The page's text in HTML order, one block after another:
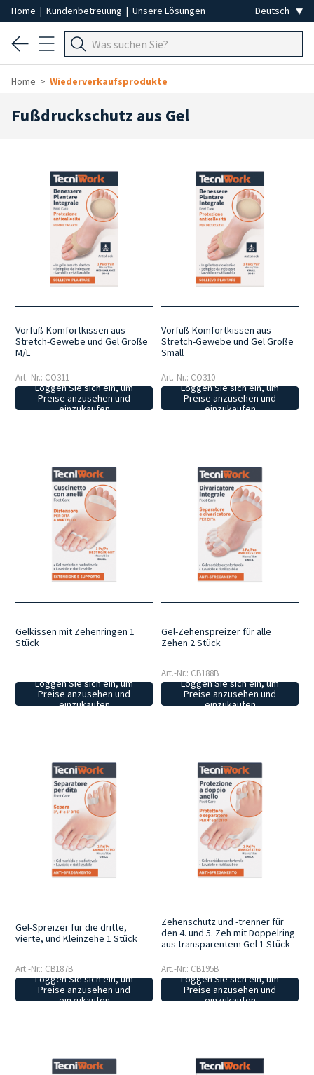
Home | Kundenbetreuung | Unsere Lösungen
Home Wiederverkaufsprodukte
Fußdruckschutz aus Gel
Vorfuß-Komfortkissen aus
Stretch-Gewebe und Gel Größe
M/L
Art.-Nr.: CO311
Loggen Sie sich ein, um
Preise anzusehen und
einzukaufen
Vorfuß-Komfortkissen aus
Stretch-Gewebe und Gel Größe
Small
Art.-Nr.: CO310
Loggen Sie sich ein, um
Preise anzusehen und
einzukaufen
Gelkissen mit Zehenringen 1
Stück
Loggen Sie sich ein, um
Preise anzusehen und
einzukaufen
Gel-Zehenspreizer für alle
Zehen 2 Stück
Art.-Nr.: CB188B
Loggen Sie sich ein, um
Preise anzusehen und
einzukaufen
Gel-Spreizer für die dritte,
vierte, und Kleinzehe 1 Stück
Art.-Nr.: CB187B
Loggen Sie sich ein, um
Preise anzusehen und
einzukaufen
Zehenschutz und -trenner für
den 4. und 5. Zeh mit Doppelring
aus transparentem Gel 1 Stück
Art.-Nr.: CB195B
Loggen Sie sich ein, um
Preise anzusehen und
einzukaufen